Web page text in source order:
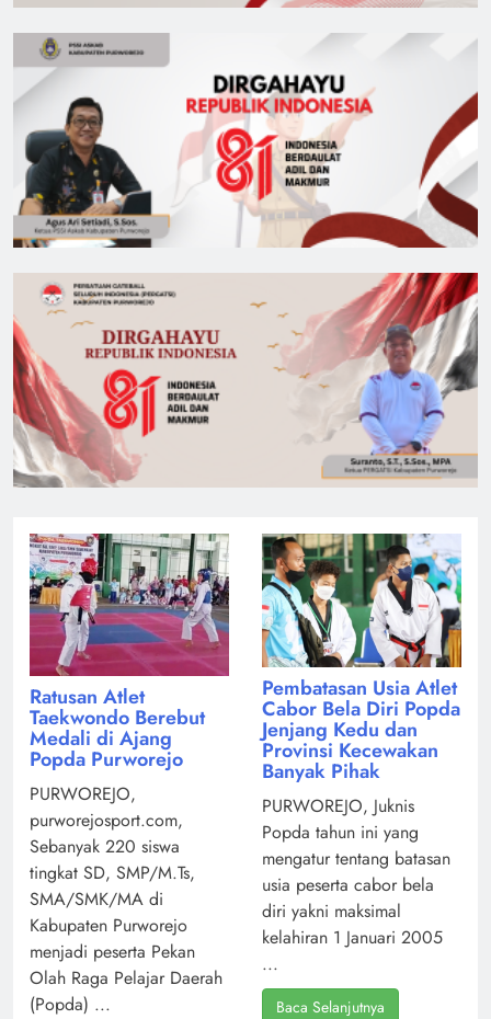
Ratusan Atlet
Taekwondo Berebut
Medali di Ajang
Popda Purworejo
PURWOREJO,
purworejosport.com,
Sebanyak 220 siswa
tingkat SD, SMP/M.Ts,
SMA/SMK/MA di
Kabupaten Purworejo
menjadi peserta Pekan
Olah Raga Pelajar Daerah
(Popda) ...
Pembatasan Usia Atlet
Cabor Bela Diri Popda
Jenjang Kedu dan
Provinsi Kecewakan
Banyak Pihak
PURWOREJO, Juknis
Popda tahun ini yang
mengatur tentang batasan
usia peserta cabor bela
diri yakni maksimal
kelahiran 1 Januari 2005
...
Baca Selanjutnya